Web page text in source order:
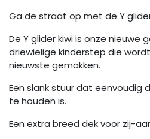
Ga de straat op met de Y
De Y glider kiwi is onze nieuwe
driewielige kinderstep die
nieuwste gemakken.
Een slank stuur dat eenvoudig
te houden is.
Een extra breed dek voor zij-